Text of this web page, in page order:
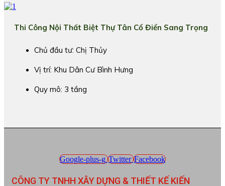
Thi Công Nội Thất Biệt Thự Tân Cổ Điển Sang Trọng
Chủ đầu tư: Chị Thủy
Vị trí: Khu Dân Cư Bình Hưng
Quy mô: 3 tầng
Google-plus-g Twitter Facebook
CÔNG TY TNHH XÂY DỰNG & THIẾT KẾ KIẾN